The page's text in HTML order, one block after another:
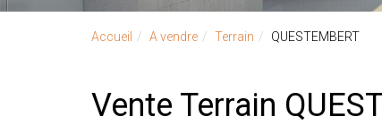
Accueil A vendre Terrain QUESTEMBERT
Vente Terrain